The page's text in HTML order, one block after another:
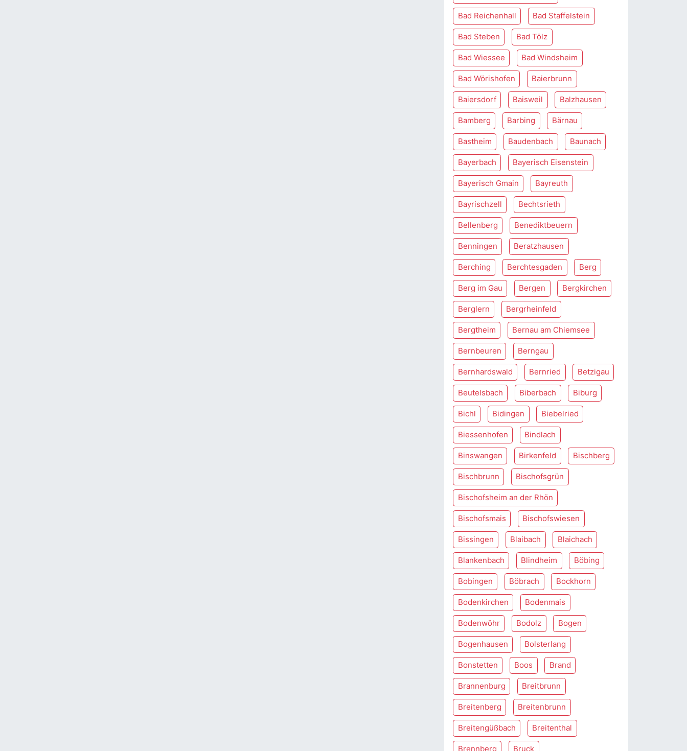
Bad Reichenhall Bad Staffelstein
Bad Steben Bad Tölz
Bad Wiessee Bad Windsheim
Bad Wörishofen Baierbrunn
Baiersdorf Baisweil Balzhausen
Bamberg Barbing Bärnau
Bastheim Baudenbach Baunach
Bayerbach Bayerisch Eisenstein
Bayerisch Gmain Bayreuth
Bayrischzell Bechtsrieth
Bellenberg Benediktbeuern
Benningen Beratzhausen
Berching Berchtesgaden Berg
Berg im Gau Bergen Bergkirchen
Berglern Bergrheinfeld
Bergtheim Bernau am Chiemsee
Bernbeuren Berngau
Bernhardswald Bernried Betzigau
Beutelsbach Biberbach Biburg
Bichl Bidingen Biebelried
Biessenhofen Bindlach
Binswangen Birkenfeld Bischberg
Bischbrunn Bischofsgrün
Bischofsheim an der Rhön
Bischofsmais Bischofswiesen
Bissingen Blaibach Blaichach
Blankenbach Blindheim Böbing
Bobingen Böbrach Bockhorn
Bodenkirchen Bodenmais
Bodenwöhr Bodolz Bogen
Bogenhausen Bolsterlang
Bonstetten Boos Brand
Brannenburg Breitbrunn
Breitenberg Breitenbrunn
Breitengüßbach Breitenthal
Brennberg Bruck